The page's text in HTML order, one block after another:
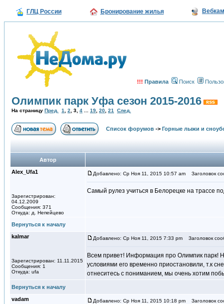
ГЛЦ России Бронирование жилья
!!! Правила Поиск
Олимпик парк Уфа сезон 2015-2016
На страницу Пред. 1 2 3 4 19 20 21 След.
Список форумов -> Горные лыжи и
Автор
Alex_Ufa1
Зарегистрирован:
04.12.2009
Сообщения: 371
Откуда: д. Непейцево
Добавлено: Ср Ноя 11, 2015 10:57 am Заголовок
Самый рулез учиться в Белорецке на трассе
Вернуться к началу
kalmar
Зарегистрирован: 11.11.2015
Сообщения: 1
Откуда: ufa
Добавлено: Ср Ноя 11, 2015 7:33 pm Заголовок
Всем привет! Информация про Олимпик парк!
условиями его временно приостановили, т.к
отнеситесь с пониманием, мы очень хотим
Вернуться к началу
vadam
Добавлено: Ср Ноя 11, 2015 10:18 pm Заголовок